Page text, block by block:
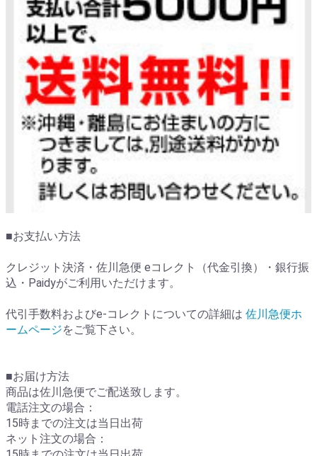
■お支払い方法
クレジット決済・佐川急便 eコレクト（代金引換）・銀行振
込・Paidyがご利用いただけます。
代引手数料およびe-コレクトについての詳細は 佐川急便ホ
ームページをご覧下さい。
■お届け方法
商品は佐川急便でご配送致します。
電話注文の場合：
15時までの注文は当日出荷
ネット注文の場合：